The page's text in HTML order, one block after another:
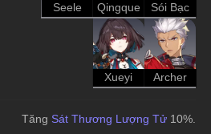
Seele Qingque Sói Bạc
Xueyi Archer
Tăng Sát Thương Lượng Tử 10%.